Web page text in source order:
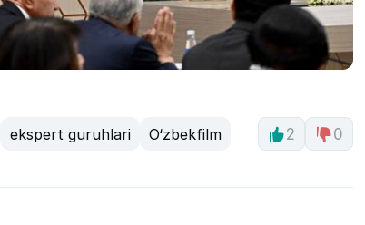
ekspert guruhlari O‘zbekfilm 2 0